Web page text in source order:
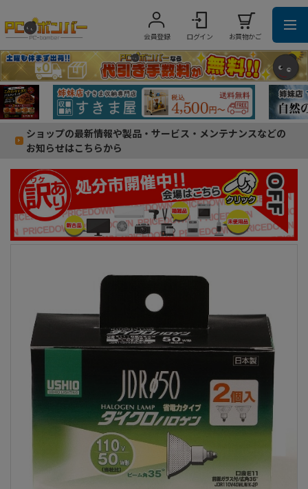
会員登録 ログイン お買物かご
ショップの最新情報や製品・サービス・メンテナンスなどの
お知らせはこちらから